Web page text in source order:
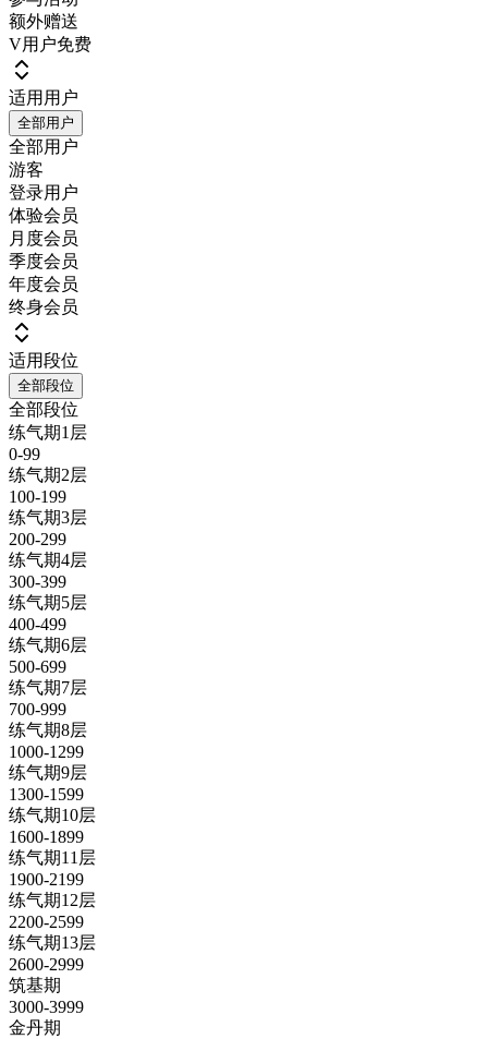
额外赠送
V用户免费
适用用户
全部用户
全部用户
游客
登录用户
体验会员
月度会员
季度会员
年度会员
终身会员
适用段位
全部段位
全部段位
练气期1层
0-99
练气期2层
100-199
练气期3层
200-299
练气期4层
300-399
练气期5层
400-499
练气期6层
500-699
练气期7层
700-999
练气期8层
1000-1299
练气期9层
1300-1599
练气期10层
1600-1899
练气期11层
1900-2199
练气期12层
2200-2599
练气期13层
2600-2999
筑基期
3000-3999
金丹期